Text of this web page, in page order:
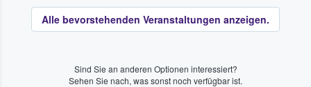
Alle bevorstehenden Veranstaltungen anzeigen.
Sind Sie an anderen Optionen interessiert?
Sehen Sie nach, was sonst noch verfügbar ist.